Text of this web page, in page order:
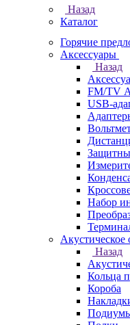
Назад
Каталог
Горячие
Аксессуары
Назад
FM/TV
USB-
Набор
Назад
Кольца
Короба